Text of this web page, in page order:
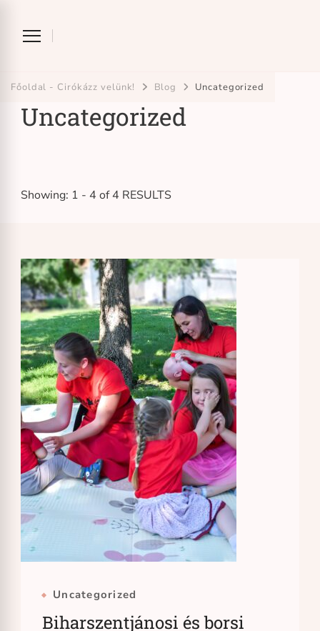
Főoldal - Cirókázz velünk! Blog Uncategorized
Uncategorized
Showing: 1 - 4 of 4 RESULTS
Uncategorized
Biharszentjánosi és borsi